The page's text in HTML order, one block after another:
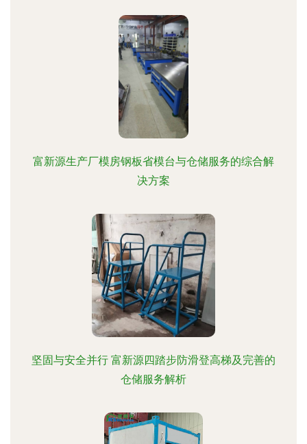
富新源生产厂模房钢板省模台与仓储服务的综合解
决方案
坚固与安全并行 富新源四踏步防滑登高梯及完善的
仓储服务解析